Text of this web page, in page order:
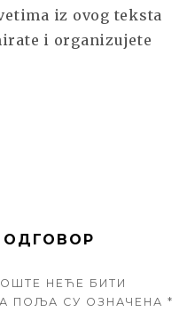
iz ovog teksta
i organizujete
ОДГОВОР
НЕЋЕ БИТИ
ПОЉА СУ ОЗНАЧЕНА *